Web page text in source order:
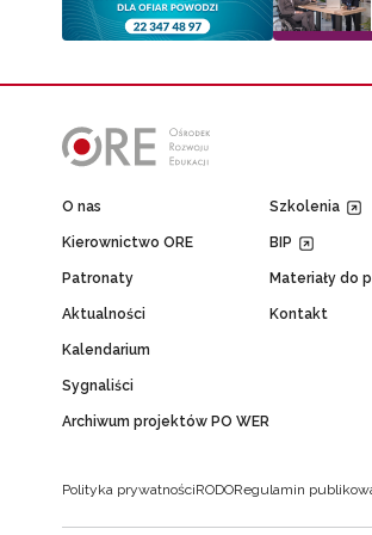
O nas
Kierownictwo ORE
Patronaty
Aktualności
Kalendarium
Sygnaliści
Archiwum projektów PO WER
Szkolenia
BIP
Materiały do
Kontakt
Polityka prywatnościRODORegulamin